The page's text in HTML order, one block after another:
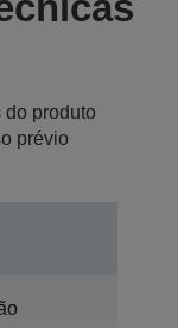
produto
prévio